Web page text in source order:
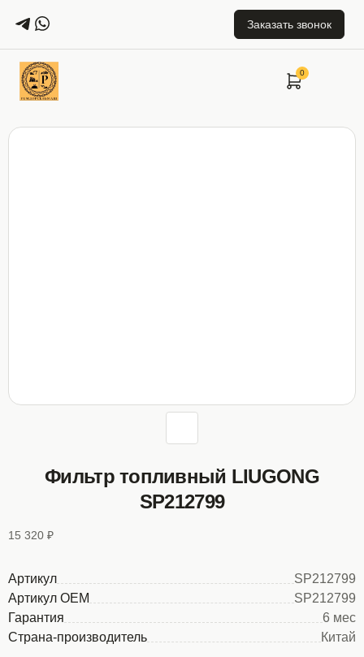
Заказать звонок
Фильтр топливный LIUGONG
SP212799
15 320 ₽
Артикул
SP212799
Артикул OEM
SP212799
Гарантия
6 мес
Страна-производитель
Китай